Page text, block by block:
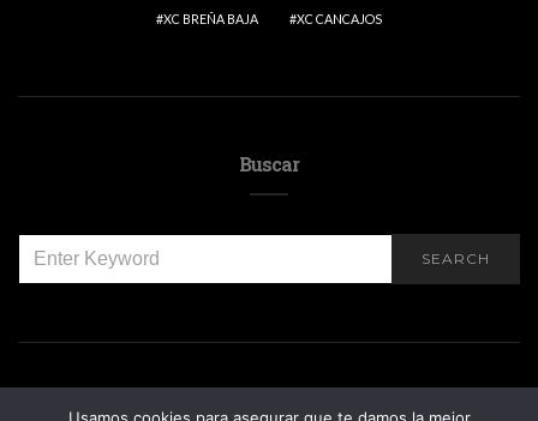
XC BREÑA BAJA
XC CANCAJOS
Buscar
FOR:
SEARCH